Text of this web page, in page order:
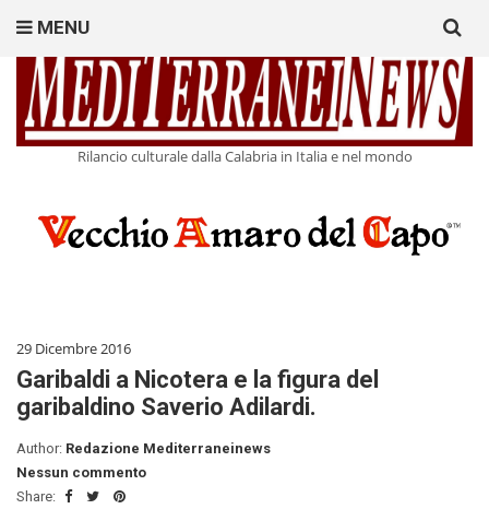
Rilancio culturale dalla Calabria in Italia e nel mondo
MENU
for:
29 Dicembre 2016
Garibaldi a Nicotera e la figura del
garibaldino Saverio Adilardi.
Author: Redazione Mediterraneinews
Nessun commento
Share: